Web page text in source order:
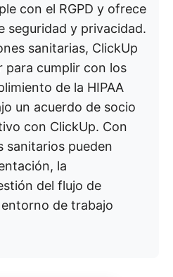
con el RGPD y ofrece
seguridad y privacidad.
sanitarias, ClickUp
para cumplir con los
de la HIPAA
un acuerdo de socio
con ClickUp. Con
sanitarios pueden
la
del flujo de
de trabajo